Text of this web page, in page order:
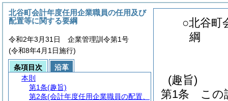
○北谷町
綱
(趣旨)
第1条
この
北谷町会計年度任用企業職員の任用及び
配置等に関する要綱
令和2年3月31日 企業管理訓令第1号
(令和8年4月1日施行)
条項目次
沿革
本則
第1条(趣旨)
第2条(会計年度任用企業職員の配置、